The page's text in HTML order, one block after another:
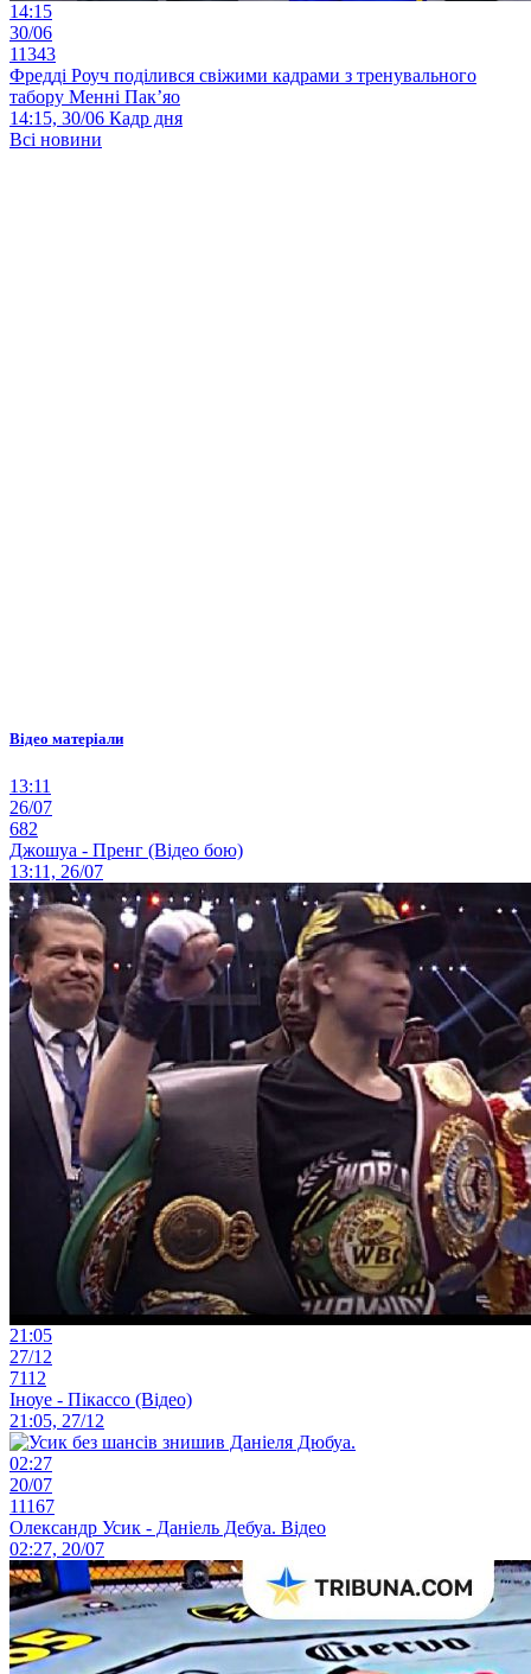
14:15
30/06
11343
Фредді Роуч поділився свіжими кадрами з тренувального
табору Менні Пак’яо
14:15, 30/06 Кадр дня
Всі новини
Відео матеріали
13:11
26/07
682
Джошуа - Пренг (Відео бою)
13:11, 26/07
21:05
27/12
7112
Іноуе - Пікассо (Відео)
21:05, 27/12
02:27
20/07
11167
Олександр Усик - Даніель Дебуа. Відео
02:27, 20/07